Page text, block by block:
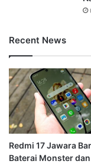
Recent News
Redmi 17 Jawara
Baterai Monster